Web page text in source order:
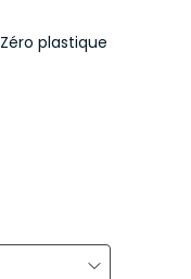
Zéro plastique